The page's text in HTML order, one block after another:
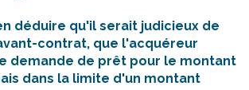
déduire qu'il serait judicieux de
contrat, que l'acquéreur
demande de prêt pour le montant
dans la limite d'un montant